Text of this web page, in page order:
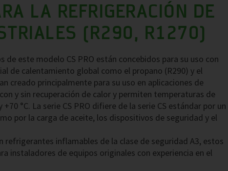
LA REFRIGERACIÓN DE
(R290, R1270)
este modelo CS PRO están concebidos para su uso con
de calentamiento global como el propano (R290) y el
creado principalmente para su uso en aplicaciones de
y sin recuperación de calor y permiten temperaturas de
°C. La serie CS PRO difiere de la serie CS estándar por un
por la carga de aceite, los dispositivos de seguridad y el
refrigerantes inflamables de la clase de seguridad A3, estos
instaladores de equipos originales con experiencia en el